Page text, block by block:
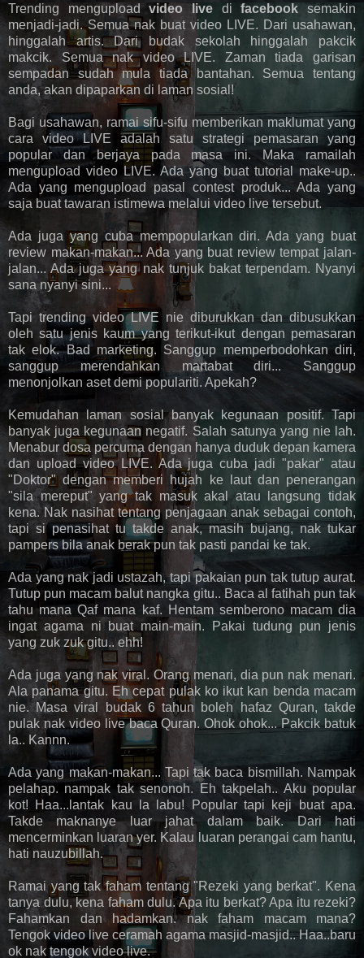
Trending menguploadvideo live difacebook semakin
menjadi-jadi. Semua nak buat video LIVE. Dari usahawan,
hinggalah artis. Dari budak sekolah hinggalah pakcik
makcik. Semua nak video LIVE. Zaman tiada garisan
sempadan sudah mula tiada bantahan. Semua tentang
anda, akan dipaparkan di laman sosial!
Bagi usahawan, ramai sifu-sifu memberikan maklumat yang
cara video LIVE adalah satu strategi pemasaran yang
popular dan berjaya pada masa ini. Maka ramailah
mengupload video LIVE. Ada yang buat tutorial make-up..
Ada yang mengupload pasal contest produk... Ada yang
saja buat tawaran istimewa melalui video live tersebut.
Ada juga yang cuba mempopularkan diri. Ada yang buat
review makan-makan... Ada yang buat review tempat jalan-
jalan... Ada juga yang nak tunjuk bakat terpendam. Nyanyi
sana nyanyi sini...
Tapi trending video LIVE nie diburukkan dan dibusukkan
oleh satu jenis kaum yang terikut-ikut dengan pemasaran
tak elok. Bad marketing. Sanggup memperbodohkan diri,
sanggup merendahkan martabat diri... Sanggup
menonjolkan aset demi populariti. Apekah?
Kemudahan laman sosial banyak kegunaan positif. Tapi
banyak juga kegunaan negatif. Salah satunya yang nie lah.
Menabur dosa percuma dengan hanya duduk depan kamera
dan upload video LIVE. Ada juga cuba jadi "pakar" atau
"Doktor" dengan memberi hujah ke laut dan penerangan
"sila mereput" yang tak masuk akal atau langsung tidak
kena. Nak nasihat tentang penjagaan anak sebagai contoh,
tapi si penasihat tu takde anak, masih bujang, nak tukar
pampers bila anak berak pun tak pasti pandai ke tak.
Ada yang nak jadi ustazah, tapi pakaian pun tak tutup aurat.
Tutup pun macam balut nangka gitu.. Baca al fatihah pun tak
tahu mana Qaf mana kaf. Hentam semberono macam dia
ingat agama ni buat main-main. Pakai tudung pun jenis
yang zuk zuk gitu.. ehh!
Ada juga yang nak viral. Orang menari, dia pun nak menari.
Ala panama gitu. Eh cepat pulak ko ikut kan benda macam
nie. Masa viral budak 6 tahun boleh hafaz Quran, takde
pulak nak video live baca Quran. Ohok ohok... Pakcik batuk
la.. Kannn.
Ada yang makan-makan... Tapi tak baca bismillah. Nampak
pelahap. nampak tak senonoh. Eh takpelah.. Aku popular
kot! Haa...lantak kau la labu! Popular tapi keji buat apa.
Takde maknanye luar jahat dalam baik. Dari hati
mencerminkan luaran yer. Kalau luaran perangai cam hantu,
hati nauzubillah.
Ramai yang tak faham tentang "Rezeki yang berkat". Kena
tanya dulu, kena faham dulu. Apa itu berkat? Apa itu rezeki?
Fahamkan dan hadamkan. nak faham macam mana?
Tengok video live ceramah agama masjid-masjid.. Haa..baru
ok nak tengok video live.